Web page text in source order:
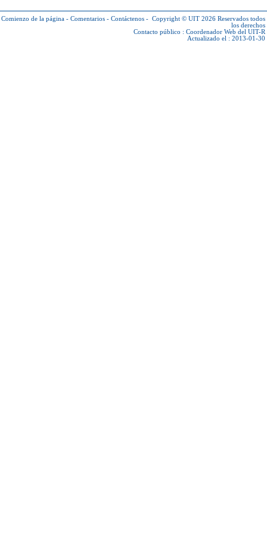
Comienzo de la página - Comentarios - Contáctenos - Copyright © UIT 2026 Reservados todos
los derechos
Contacto público : Coordenador Web del UIT-R
Actualizado el : 2013-01-30